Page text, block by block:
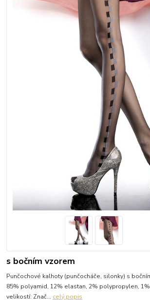
s bočním vzorem
Punčochové kalhoty (punčocháče, silonky) s
85% polyamid, 12% elastan, 2% polypropylen,
velikostí: Znač... celý popis